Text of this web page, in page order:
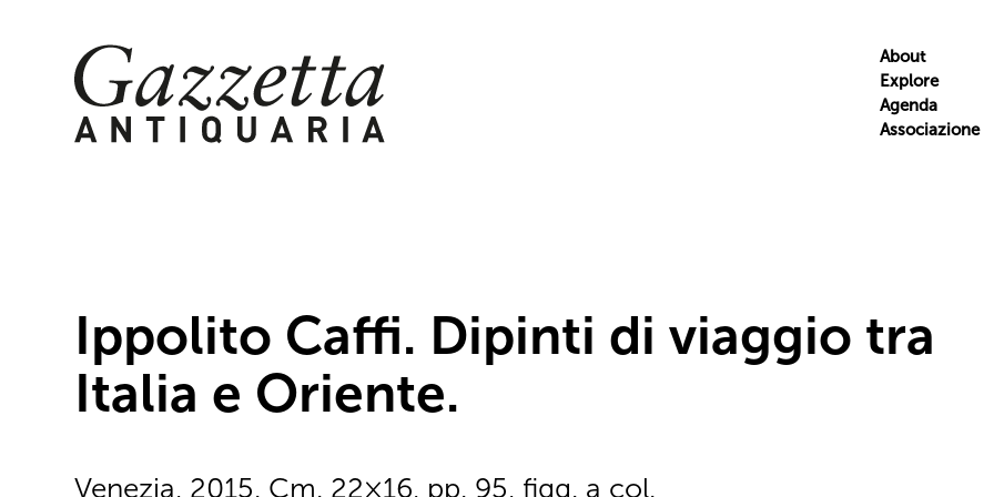
Skip
to
content
About
Explore
Agenda
Associazione
Ippolito Caffi. Dipinti di viaggio tra
Italia e Oriente.
Venezia, 2015. Cm. 22×16, pp. 95, figg. a col.